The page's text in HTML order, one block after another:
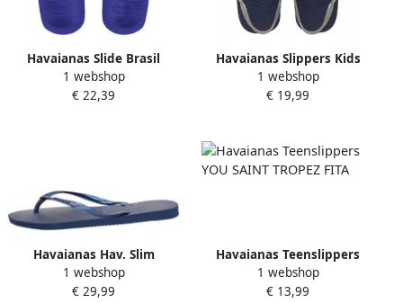
Havaianas Slide Brasil
Blauw Badslippers Uniseks
1 webshop
€ 22,39
Havaianas Slippers Kids
Flipflops Luna Blauw
1 webshop
€ 19,99
Havaianas Hav. Slim
1 webshop
€ 29,99
Havaianas Teenslippers
YOU SAINT TROPEZ FITA
1 webshop
€ 13,99